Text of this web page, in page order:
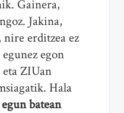
Gainera,
Jakina,
nire erditzea ez
egon
ZIUan
Hala
batean